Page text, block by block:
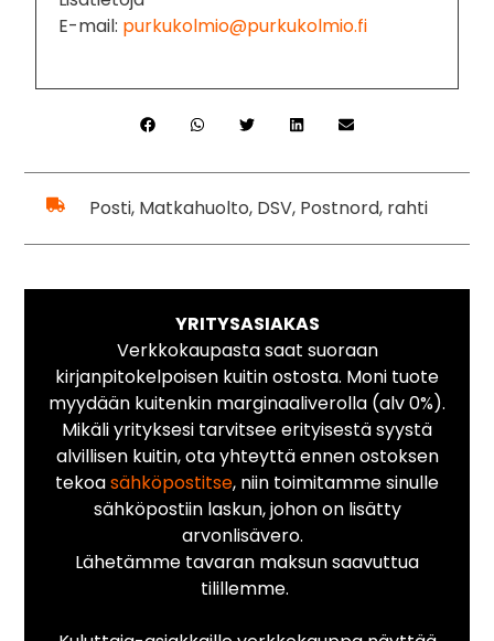
E-mail: purkukolmio@purkukolmio.fi
Posti, Matkahuolto, DSV, Postnord, rahti
YRITYSASIAKAS
Verkkokaupasta saat suoraan
kirjanpitokelpoisen kuitin ostosta. Moni tuote
myydään kuitenkin marginaaliverolla (alv 0%).
Mikäli yrityksesi tarvitsee erityisestä syystä
alvillisen kuitin, ota yhteyttä ennen ostoksen
tekoasähköpostitse, niin toimitamme sinulle
sähköpostiin laskun, johon on lisätty
arvonlisävero.
Lähetämme tavaran maksun saavuttua
tilillemme.